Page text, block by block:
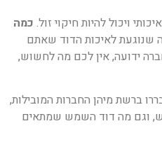
ויכול להיות חיקוי זול. כמה
שנוגעת לאיכות הדוד שאתם
ידועה, אין לכם מה לחשוש,
ברשת מיהן החברות המובילות,
יש, וגם מה דוד השמש שמתאים